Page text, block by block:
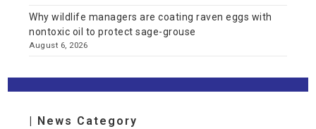
Why wildlife managers are coating raven eggs with
nontoxic oil to protect sage-grouse
August 6, 2026
| News Category